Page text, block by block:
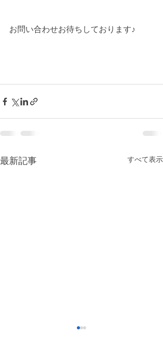
お問い合わせお待ちしております♪
最新記事 すべて表示